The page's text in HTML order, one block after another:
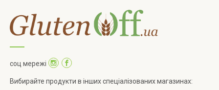
соц мережі
Вибирайте продукти в інших спеціалізованих магазинах: